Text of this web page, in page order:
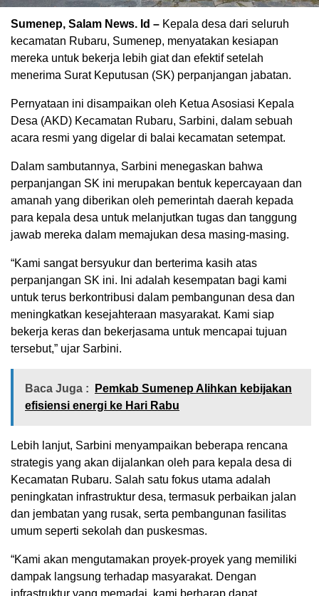
Sumenep, Salam News. Id – Kepala desa dari seluruh
kecamatan Rubaru, Sumenep, menyatakan kesiapan
mereka untuk bekerja lebih giat dan efektif setelah
menerima Surat Keputusan (SK) perpanjangan jabatan.
Pernyataan ini disampaikan oleh Ketua Asosiasi Kepala
Desa (AKD) Kecamatan Rubaru, Sarbini, dalam sebuah
acara resmi yang digelar di balai kecamatan setempat.
Dalam sambutannya, Sarbini menegaskan bahwa
perpanjangan SK ini merupakan bentuk kepercayaan dan
amanah yang diberikan oleh pemerintah daerah kepada
para kepala desa untuk melanjutkan tugas dan tanggung
jawab mereka dalam memajukan desa masing-masing.
“Kami sangat bersyukur dan berterima kasih atas
perpanjangan SK ini. Ini adalah kesempatan bagi kami
untuk terus berkontribusi dalam pembangunan desa dan
meningkatkan kesejahteraan masyarakat. Kami siap
bekerja keras dan bekerjasama untuk mencapai tujuan
tersebut,” ujar Sarbini.
Baca Juga :
Pemkab Sumenep Alihkan kebijakan
efisiensi energi ke Hari Rabu
Lebih lanjut, Sarbini menyampaikan beberapa rencana
strategis yang akan dijalankan oleh para kepala desa di
Kecamatan Rubaru. Salah satu fokus utama adalah
peningkatan infrastruktur desa, termasuk perbaikan jalan
dan jembatan yang rusak, serta pembangunan fasilitas
umum seperti sekolah dan puskesmas.
“Kami akan mengutamakan proyek-proyek yang memiliki
dampak langsung terhadap masyarakat. Dengan
infrastruktur yang memadai, kami berharap dapat